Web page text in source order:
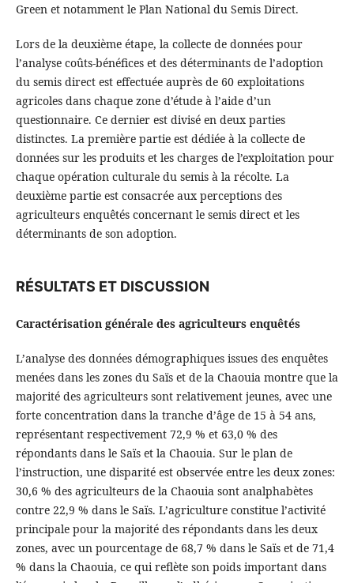
Green et notamment le Plan National du Semis Direct.
Lors de la deuxième étape, la collecte de données pour
l’analyse coûts-bénéfices et des déterminants de l’adoption
du semis direct est effectuée auprès de 60 exploitations
agricoles dans chaque zone d’étude à l’aide d’un
questionnaire. Ce dernier est divisé en deux parties
distinctes. La première partie est dédiée à la collecte de
données sur les produits et les charges de l’exploitation pour
chaque opération culturale du semis à la récolte. La
deuxième partie est consacrée aux perceptions des
agriculteurs enquêtés concernant le semis direct et les
déterminants de son adoption.
RÉSULTATS ET DISCUSSION
Caractérisation générale des agriculteurs enquêtés
L’analyse des données démographiques issues des enquêtes
menées dans les zones du Saïs et de la Chaouia montre que la
majorité des agriculteurs sont relativement jeunes, avec une
forte concentration dans la tranche d’âge de 15 à 54 ans,
représentant respectivement 72,9 % et 63,0 % des
répondants dans le Saïs et la Chaouia. Sur le plan de
l’instruction, une disparité est observée entre les deux zones:
30,6 % des agriculteurs de la Chaouia sont analphabètes
contre 22,9 % dans le Saïs. L’agriculture constitue l’activité
principale pour la majorité des répondants dans les deux
zones, avec un pourcentage de 68,7 % dans le Saïs et de 71,4
% dans la Chaouia, ce qui reflète son poids important dans